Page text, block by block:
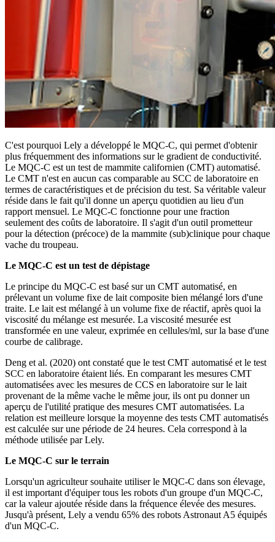
C'est pourquoi Lely a développé le MQC-C, qui permet d'obtenir
plus fréquemment des informations sur le gradient de conductivité.
Le MQC-C est un test de mammite californien (CMT) automatisé.
Le CMT n'est en aucun cas comparable au SCC de laboratoire en
termes de caractéristiques et de précision du test. Sa véritable valeur
réside dans le fait qu'il donne un aperçu quotidien au lieu d'un
rapport mensuel. Le MQC-C fonctionne pour une fraction
seulement des coûts de laboratoire. Il s'agit d'un outil prometteur
pour la détection (précoce) de la mammite (sub)clinique pour chaque
vache du troupeau.
Le MQC-C est un test de dépistage
Le principe du MQC-C est basé sur un CMT automatisé, en
prélevant un volume fixe de lait composite bien mélangé lors d'une
traite. Le lait est mélangé à un volume fixe de réactif, après quoi la
viscosité du mélange est mesurée. La viscosité mesurée est
transformée en une valeur, exprimée en cellules/ml, sur la base d'une
courbe de calibrage.
Deng et al. (2020) ont constaté que le test CMT automatisé et le test
SCC en laboratoire étaient liés. En comparant les mesures CMT
automatisées avec les mesures de CCS en laboratoire sur le lait
provenant de la même vache le même jour, ils ont pu donner un
aperçu de l'utilité pratique des mesures CMT automatisées. La
relation est meilleure lorsque la moyenne des tests CMT automatisés
est calculée sur une période de 24 heures. Cela correspond à la
méthode utilisée par Lely.
Le MQC-C sur le terrain
Lorsqu'un agriculteur souhaite utiliser le MQC-C dans son élevage,
il est important d'équiper tous les robots d'un groupe d'un MQC-C,
car la valeur ajoutée réside dans la fréquence élevée des mesures.
Jusqu'à présent, Lely a vendu 65% des robots Astronaut A5 équipés
d'un MQC-C.